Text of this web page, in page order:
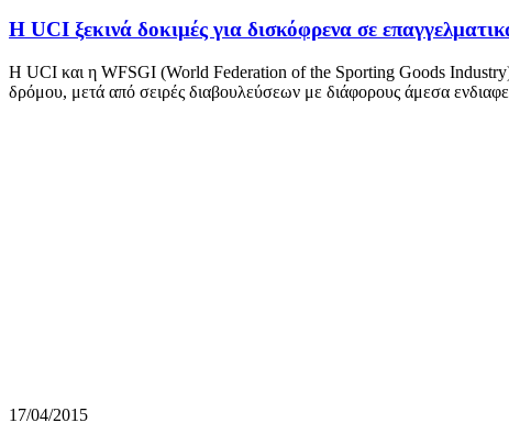
Η UCI ξεκινά δοκιμές για δισκόφρενα σε
Η UCI και η WFSGI (World Federation of the Sporting Goods Industry)
δρόμου, μετά από σειρές διαβουλεύσεων με διάφορους άμεσα
17/04/2015